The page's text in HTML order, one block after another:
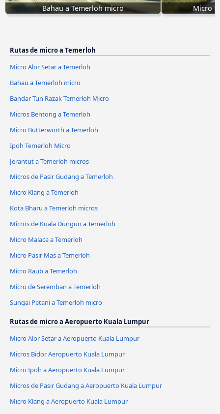
Bahau a Temerloh micro Micro
Rutas de micro a Temerloh
Micro Alor Setar a Temerloh
Bahau a Temerloh micro
Bandar Tun Razak Temerloh Micro
Micros Bentong a Temerloh
Micro Butterworth a Temerloh
Ipoh Temerloh Micro
Jerantut a Temerloh micros
Micros de Pasir Gudang a Temerloh
Micro Klang a Temerloh
Kota Bharu a Temerloh micros
Micros de Kuala Dungun a Temerloh
Micro Malaca a Temerloh
Micro Pasir Mas a Temerloh
Micro Raub a Temerloh
Micro de Seremban a Temerloh
Sungai Petani a Temerloh micro
Rutas de micro a Aeropuerto Kuala Lumpur
Micro Alor Setar a Aeropuerto Kuala Lumpur
Micros Bidor Aeropuerto Kuala Lumpur
Micro Ipoh a Aeropuerto Kuala Lumpur
Micros de Pasir Gudang a Aeropuerto Kuala Lumpur
Micro Klang a Aeropuerto Kuala Lumpur